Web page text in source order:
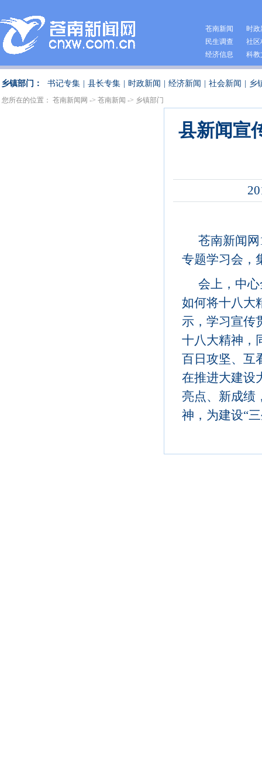
苍南新闻
时政
民生调查
社区
经济信息
科教
乡镇部门： 书记专集 县长专集 时政新闻 经济新闻 社会新闻 乡
您所在的位置： 苍南新闻网 -> 苍南新闻 -> 乡镇部门
县新闻宣
苍南新闻
专题学习会，
会上，中
如何将十八大
示，学习宣传
十八大精神，
百日攻坚、互
在推进大建设
亮点、新成绩
神，为建设“